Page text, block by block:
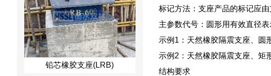
铅芯橡胶支座(LRB)
标记方法：支座产品的标记应
主参数代号：圆形用有效直径
示例1：天然橡胶隔震支座、圆
示例2：天然橡胶隔震支座、矩
结构要求